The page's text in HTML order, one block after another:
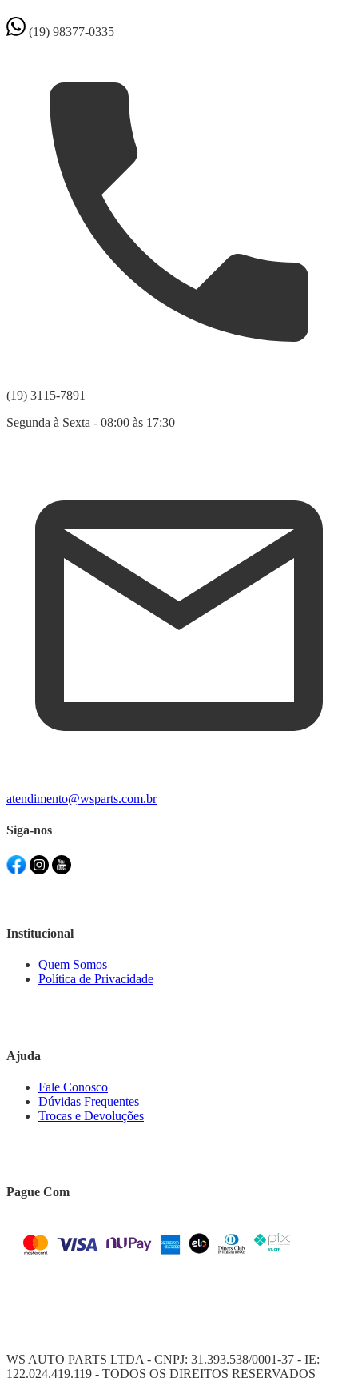
(19) 98377-0335
(19) 3115-7891
Segunda à Sexta - 08:00 às 17:30
atendimento@wsparts.com.br
Siga-nos
Institucional
Quem Somos
Política de Privacidade
Ajuda
Fale Conosco
Dúvidas Frequentes
Trocas e Devoluções
Pague Com
WS AUTO PARTS LTDA - CNPJ: 31.393.538/0001-37 - IE:
122.024.419.119 - TODOS OS DIREITOS RESERVADOS